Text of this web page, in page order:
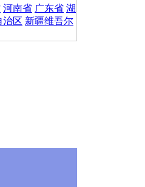
河南省 广东省 湖
治区 新疆维吾尔